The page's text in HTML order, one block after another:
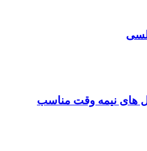
های نیمه وقت مناسب